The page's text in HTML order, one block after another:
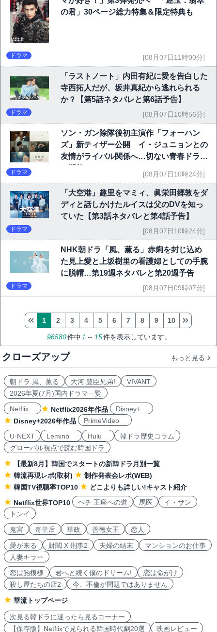
の君」30ページ総力特集＆限定特典も
ドラマ [08月07日11時00分]
「ラストノート」内田有紀に愛を告白した
寺西拓人だが、坂井真紀から逃れられる
か？【第5話ネタバレと第6話予告】
ドラマ [08月07日10時56分]
ソン・ガン除隊後初主演作「フォーハン
ズ」新ティザー公開 イ・ジュニョンとの
友情がライバル関係へ…切ない青春ドラマ
に期待
ドラマ [08月07日10時24分]
「大空港」趣里をマミィ、眞栄田郷敦をダ
ディと話しかけたルイスは父のDVを知っ
ていた【第3話ネタバレと第4話予告】
ドラマ [08月07日10時24分]
NHK朝ドラ「風、薫る」赤痢を封じ込め
た見上愛と上坂樹里の看護婦としての手腕
に脱帽…第19週ネタバレと第20週予告
ドラマ [08月07日09時07分]
96580件中1 ～ 15件を表示しています。
1 2 3 4 5 6 7 8 9 10
クローズアップ もっと見る
朝ドラ:風、薫る 大河:豊臣兄弟!
VIVANT
2026年夏(7月)国内ドラマ一覧
Netflix
Netflix2026年作品
Disney+
Disney+2026年作品
PrimeVideo
U-NEXT
Lemino Hulu
韓ドラ歴史コラム
グローバル視点で読む韓国ドラ
【最新8月】韓国でスタートの新韓ドラ月別一覧
韓流再現レポ(取材)
制作発表会レポ(WEB)
韓国TV視聴率TOP10
どこよりも詳しい!キャスト紹介
Netflix世界TOP10
ヘチ 王座への道 馬医
イ・サン
トンイ
鬼宮
奇皇后 華政 善徳女王 恋人
愛が来る 財閥 X 刑事2 夫婦の結末
マンションのお仕事
人妻キラー
恋は飴模様
君へと続く僕のドリーム!
恋は命がけ
殺し屋たちの店2
今、不倫が問題ではありません
華流トップページ
次見る韓ドラに迷ったら見るコーナー
【保存版】Netflixで見られる韓国時代劇20選
映画レビュー